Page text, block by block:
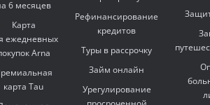
6 месяцев
Карта
ежедневных
Arna
карта Tau
Рефинансирование
кредитов
Туры в рассрочку
Займ онлайн
Урегулирование